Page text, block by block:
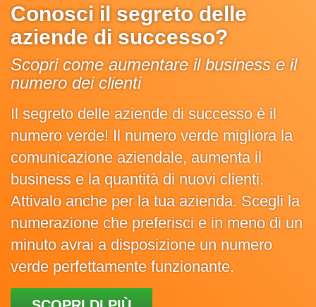
Conosci il segreto delle
aziende di successo?
Scopri come aumentare il business e il
numero dei clienti
Il segreto delle aziende di successo è il
numero verde! Il numero verde migliora la
comunicazione aziendale, aumenta il
business e la quantità di nuovi clienti.
Attivalo anche per la tua azienda. Scegli la
numerazione che preferisci e in meno di un
minuto avrai a disposizione un numero
verde perfettamente funzionante.